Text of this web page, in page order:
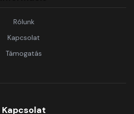
Rólunk
Kapcsolat
Támogatás
Kapcsolat